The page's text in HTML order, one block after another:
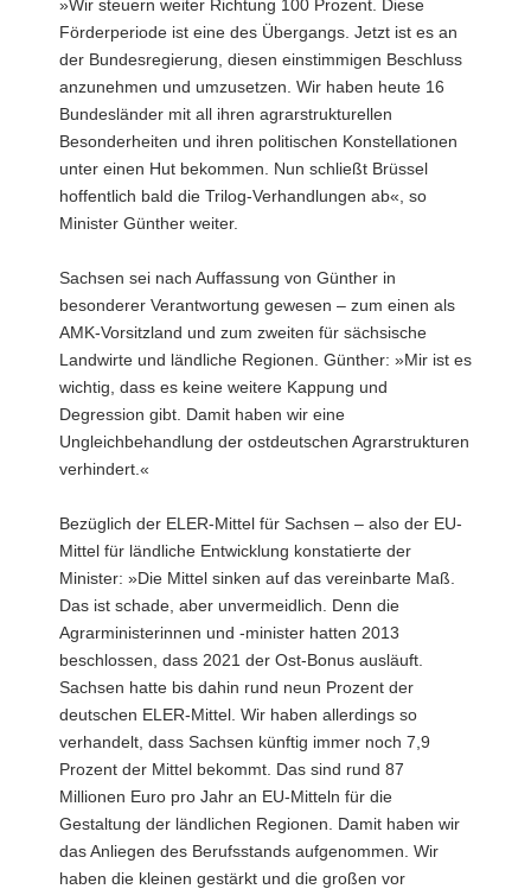
»Wir steuern weiter Richtung 100 Prozent. Diese
Förderperiode ist eine des Übergangs. Jetzt ist es an
der Bundesregierung, diesen einstimmigen Beschluss
anzunehmen und umzusetzen. Wir haben heute 16
Bundesländer mit all ihren agrarstrukturellen
Besonderheiten und ihren politischen Konstellationen
unter einen Hut bekommen. Nun schließt Brüssel
hoffentlich bald die Trilog-Verhandlungen ab«, so
Minister Günther weiter.
Sachsen sei nach Auffassung von Günther in
besonderer Verantwortung gewesen – zum einen als
AMK-Vorsitzland und zum zweiten für sächsische
Landwirte und ländliche Regionen. Günther: »Mir ist es
wichtig, dass es keine weitere Kappung und
Degression gibt. Damit haben wir eine
Ungleichbehandlung der ostdeutschen Agrarstrukturen
verhindert.«
Bezüglich der ELER-Mittel für Sachsen – also der EU-
Mittel für ländliche Entwicklung konstatierte der
Minister: »Die Mittel sinken auf das vereinbarte Maß.
Das ist schade, aber unvermeidlich. Denn die
Agrarministerinnen und -minister hatten 2013
beschlossen, dass 2021 der Ost-Bonus ausläuft.
Sachsen hatte bis dahin rund neun Prozent der
deutschen ELER-Mittel. Wir haben allerdings so
verhandelt, dass Sachsen künftig immer noch 7,9
Prozent der Mittel bekommt. Das sind rund 87
Millionen Euro pro Jahr an EU-Mitteln für die
Gestaltung der ländlichen Regionen. Damit haben wir
das Anliegen des Berufsstands aufgenommen. Wir
haben die kleinen gestärkt und die großen vor